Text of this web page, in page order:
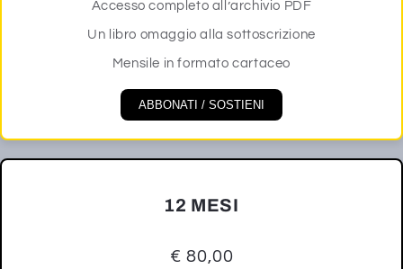
Accesso completo all’archivio PDF
Un libro omaggio alla sottoscrizione
Mensile in formato cartaceo
ABBONATI / SOSTIENI
12 MESI
€ 80,00